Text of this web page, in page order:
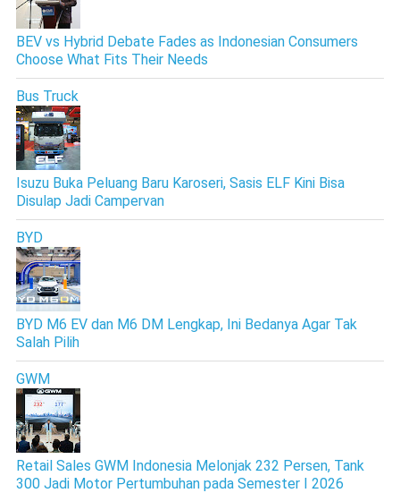
BEV vs Hybrid Debate Fades as Indonesian Consumers
Choose What Fits Their Needs
Bus Truck
Isuzu Buka Peluang Baru Karoseri, Sasis ELF Kini Bisa
Disulap Jadi Campervan
BYD
BYD M6 EV dan M6 DM Lengkap, Ini Bedanya Agar Tak
Salah Pilih
GWM
Retail Sales GWM Indonesia Melonjak 232 Persen, Tank
300 Jadi Motor Pertumbuhan pada Semester I 2026